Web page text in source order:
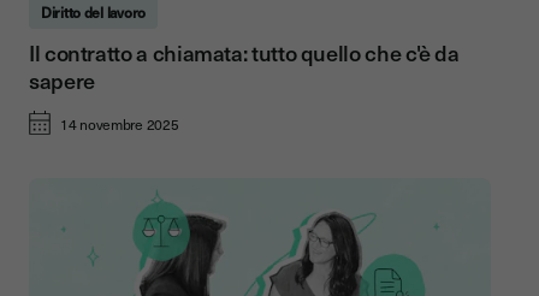
Diritto del lavoro
Il contratto a chiamata: tutto quello che c'è da
sapere
14 novembre 2025